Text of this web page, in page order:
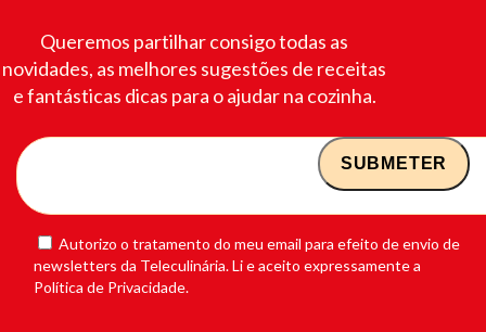
Queremos partilhar consigo todas as
novidades, as melhores sugestões de receitas
e fantásticas dicas para o ajudar na cozinha.
Autorizo o tratamento do meu email para efeito de envio de
newsletters da Teleculinária. Li e aceito expressamente a
Política de Privacidade.